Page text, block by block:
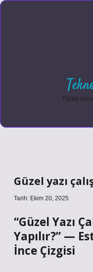
Dijital
Güzel yazı
Tarih: Ekim 20, 2025
“Güzel Yazı
Yapılır?” —
İnce Çizgisi